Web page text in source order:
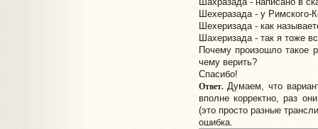
Шехеразада - у Римского-
Шехеризада - как
Шахеризада - так я тоже
Почему произошло такое
чему верить?
Спасибо!
Ответ.Думаем, что
вполне корректно, раз
(это просто разные
ошибка.